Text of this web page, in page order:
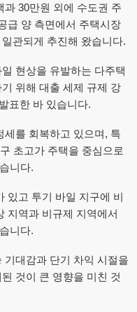
30만원 외에 수도권 주
급 양 측면에서 주택시장
관되게 추진해 왔습니다.
현상을 유발하는 다주택
위해 대출 세제 규제 강
표한 바 있습니다.
세를 회복하고 있으며, 특
초고가 주택을 중심으로
니다.
있고 투기 바일 지구에 비
지역과 비규제 지역에서
니다.
기대감과 단기 차익 시절을
것이 큰 영향을 미친 것